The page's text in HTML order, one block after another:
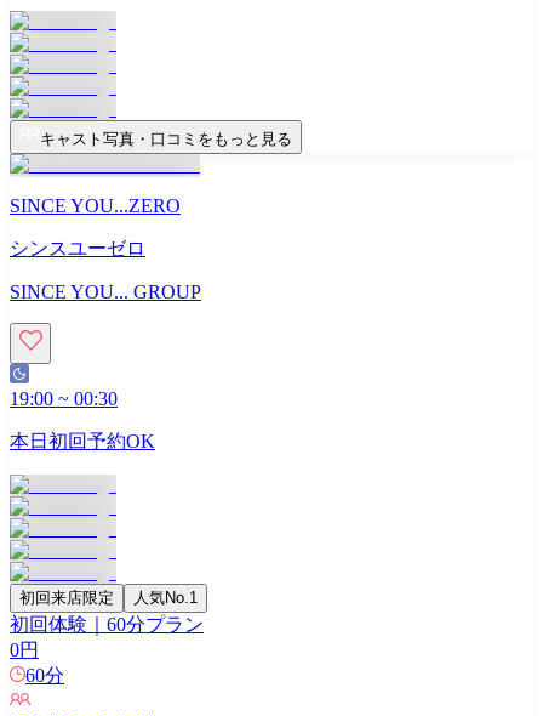
キャスト写真・口コミをもっと見る
SINCE YOU...ZERO
シンスユーゼロ
SINCE YOU... GROUP
19:00 ~ 00:30
本日初回予約OK
初回来店限定 人気No.1
初回体験｜60分プラン
0円
60分